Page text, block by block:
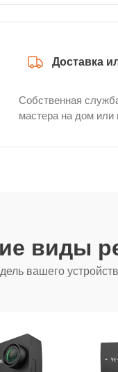
Доставка
Собственная
мастера на дом или
виды
вашего